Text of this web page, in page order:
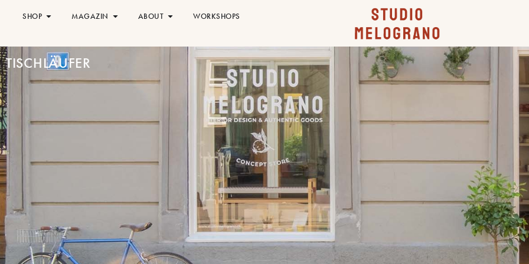
SHOP MAGAZIN ABOUT WORKSHOPS
TISCHLÄUFER